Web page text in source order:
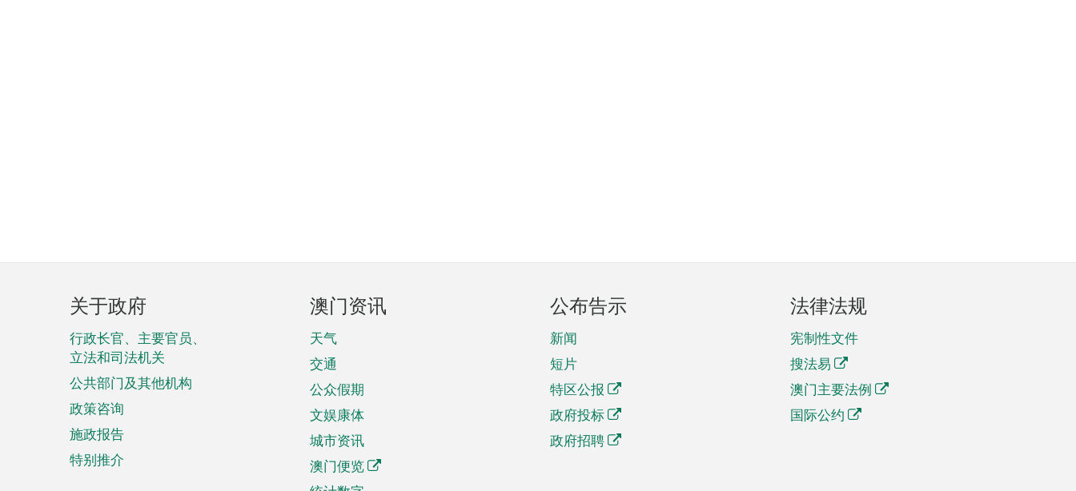
页
脚
菜
单
关于政府
行政长官、主要官员、
立法和司法机关
公共部门及其他机构
政策咨询
施政报告
特别推介
澳门资讯
天气
交通
公众假期
文娱康体
城市资讯
澳门便览
公布告示
新闻
短片
特区公报
政府投标
政府招聘
法律法规
宪制性文件
搜法易
澳门主要法例
国际公约